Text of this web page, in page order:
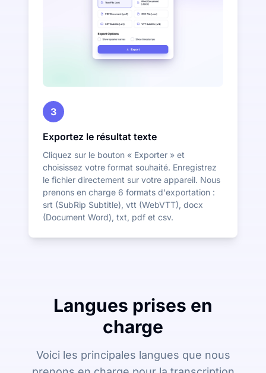
3
Exportez le résultat texte
Cliquez sur le bouton « Exporter » et
choisissez votre format souhaité. Enregistrez
le fichier directement sur votre appareil. Nous
prenons en charge 6 formats d'exportation :
srt (SubRip Subtitle), vtt (WebVTT), docx
(Document Word), txt, pdf et csv.
Langues prises en
charge
Voici les principales langues que nous